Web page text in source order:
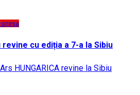
presa
cu ediția a 7-a la Sibiu